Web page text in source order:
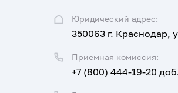
Юридический адрес:
350063 г. Краснодар,
Приемная комиссия:
+7 (800) 444-19-20